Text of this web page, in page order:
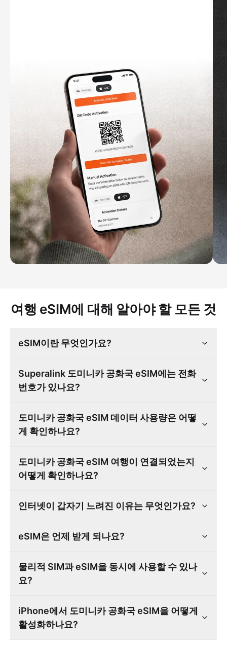
여행 eSIM에 대해 알아야 할 모든 것
eSIM이란 무엇인가요?
Superalink 도미니카 공화국 eSIM에는 전화
번호가 있나요?
도미니카 공화국 eSIM 데이터 사용량은 어떻
게 확인하나요?
도미니카 공화국 eSIM 여행이 연결되었는지
어떻게 확인하나요?
인터넷이 갑자기 느려진 이유는 무엇인가요?
eSIM은 언제 받게 되나요?
물리적 SIM과 eSIM을 동시에 사용할 수 있나
요?
iPhone에서 도미니카 공화국 eSIM을 어떻게
활성화하나요?